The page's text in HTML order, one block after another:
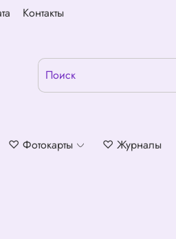
Контакты
♡ Фотокарты ♡ Журналы